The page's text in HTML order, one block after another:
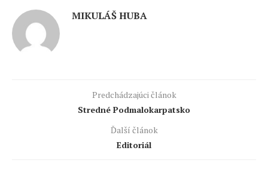
MIKULÁŠ HUBA
Predchádzajúci článok
Stredné Podmalokarpatsko
Ďalší článok
Editoriál